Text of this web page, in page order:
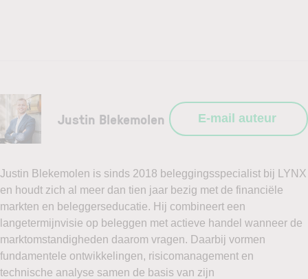
Justin Blekemolen E-mail auteur
Justin Blekemolen is sinds 2018 beleggingsspecialist bij LYNX
en houdt zich al meer dan tien jaar bezig met de financiële
markten en beleggerseducatie. Hij combineert een
langetermijnvisie op beleggen met actieve handel wanneer de
marktomstandigheden daarom vragen. Daarbij vormen
fundamentele ontwikkelingen, risicomanagement en
technische analyse samen de basis van zijn